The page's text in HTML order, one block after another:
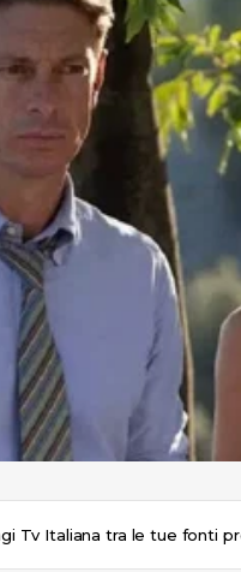
Tv Italiana tra le tue fonti